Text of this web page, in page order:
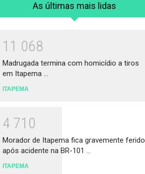
As últimas mais lidas
1 1 068
Madrugada termina com homicídio a tiros
em Itapema ...
ITAPEMA
4 71 0
Morador de Itapema fica gravemente ferido
após acidente na BR-101 ...
ITAPEMA